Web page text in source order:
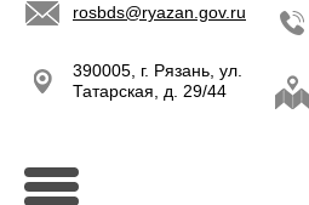
rosbds@ryazan.gov.ru
390005, г. Рязань, ул.
Татарская, д. 29/44